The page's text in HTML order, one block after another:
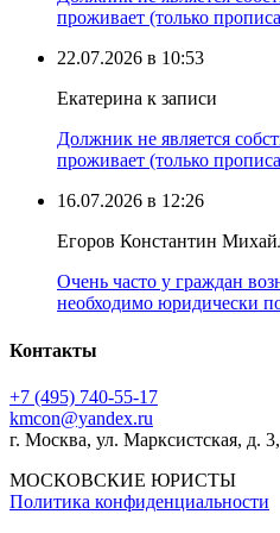
проживает (только
22.07.2026 в 10:53
Екатерина к записи
Должник не является
проживает (только
16.07.2026 в 12:26
Егоров Константин
Очень часто у граждан
необходимо юридически
Контакты
+7 (495) 740‑55‑17
kmcon@yandex.ru
г. Москва, ул. Марксистская, д.
МОСКОВСКИЕ ЮРИСТЫ
Политика конфиденциальности